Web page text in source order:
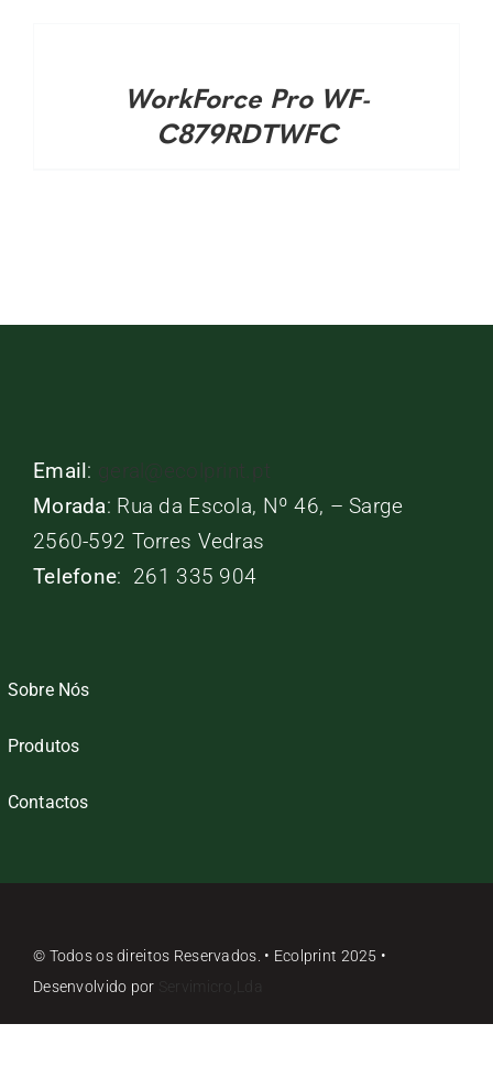
WorkForce Pro WF-
C879RDTWFC
Email: geral@ecolprint.pt
Morada: Rua da Escola, Nº 46, – Sarge
2560-592 Torres Vedras
Telefone: 261 335 904
Sobre Nós
Produtos
Contactos
© Todos os direitos Reservados. • Ecolprint 2025 •
Desenvolvido por